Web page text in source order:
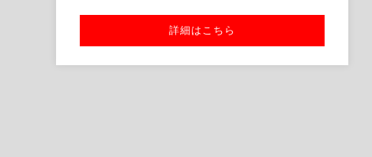
詳細はこちら